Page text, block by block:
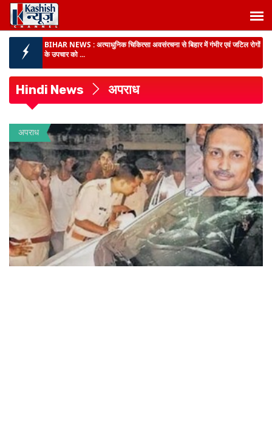
BIHAR NEWS :अत्याधुनिक चिकित्सा अवसंरचना से बिहार में गंभीर एवं जटिल रोगों
के उपचार को ...
लिया बड़ा फैसला, पु...
पूर्णिया में SVU की बड़ी कार्रवाई :बिजली विभाग के जेई समेत तीन लोग 10 हजार रुपये
कांग्रेस सेवा दल ने सम्राट सरकार को घेरा :24वें दिन सीतामढ़ी के गांधी मैदान में
महाआंदोलन, धरना के बाद डीएम को सौंपा ...
BIG BREAKING :बिहार के 11 डीआईजी जाएंगे हैदराबाद, राष्ट्रीय पुलिस अकादमी
में मिड करियर ट्...
BIHAR NEWS :प्रमंडलीय आयुक्त ने पटना के गांधी मैदान में स्वतंत्रता दिवस
समारोह की तैयार...
Hindi News अपराध
अपराध